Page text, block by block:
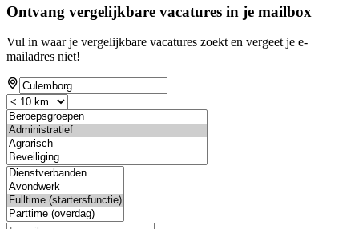
Ontvang vergelijkbare vacatures in je mailbox
Vul in waar je vergelijkbare vacatures zoekt en vergeet je e-
mailadres niet!